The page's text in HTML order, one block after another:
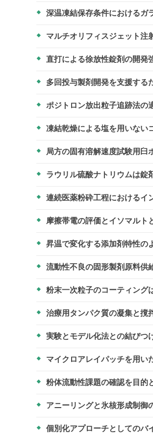
深温凍結保存条件におけるガ
マルチオリフィスジェット注
直打による徐放性錠剤の開発
多回投与製剤開発を支援する
ポジトロン放出粒子追跡法の
凍結乾燥による塩を用いない
局方の固有溶解速度試験用臼
ラウリル硫酸ナトリウムは錠
連続医薬粉砕工程におけるイ
摩擦帯電の評価とイソマルト
昇温で変化する添加剤特性の
流動性不良の固形製剤原料供
粉末一次粒子のコーティング
治療用タンパク質の凝集と撹
実験とモデル化法との結びつ
マイクロアレイパッチを用い
粉体流動性課題の確認を目的
アニーリングと氷核形成制御
個別化アプローチとしてのバ